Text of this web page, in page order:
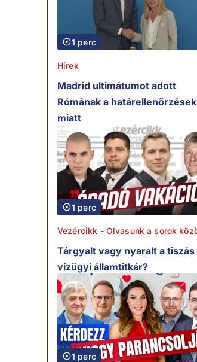
1 perc
Hírek
Madrid ultimátumot adott
Rómának a határellenőrzések
miatt
1 perc
Vezércikk - Olvasunk a sorok
Tárgyalt vagy nyaralt a tiszás
vízügyi államtitkár?
1 perc